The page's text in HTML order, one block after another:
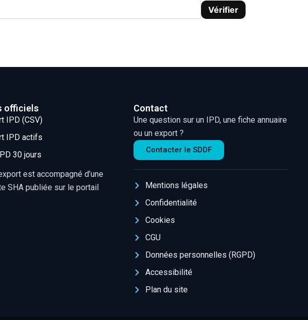
Vérifier
officiels
IPD (CSV)
IPD actifs
30 jours
est accompagné d’une
SHA publiée sur le portail
Contact
Une question sur un IPD, une fiche annuaire
ou un export ?
Contacter le SDDF
Mentions légales
Confidentialité
Cookies
CGU
Données personnelles (RGPD)
Accessibilité
Plan du site